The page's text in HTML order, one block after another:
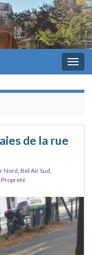
de la rue
Nord Bel Air Sud